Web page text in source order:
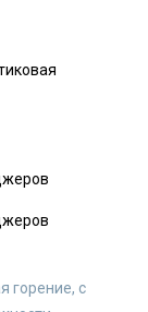
горение, с